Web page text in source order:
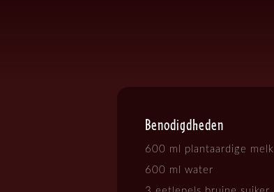
Benodigdheden
600 ml plantaardige melk
600 ml water